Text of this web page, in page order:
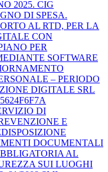
2025. CIG
DI SPESA.
AL RTD, PER LA
CON
PER
SOFTWARE
– PERIODO
DIGITALE SRL
DI
E
DOCUMENTALI
AL
SUI LUOGHI